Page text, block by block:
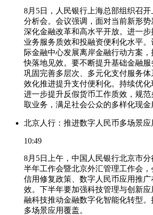
8月5日，人民银行上海总部组织召
分析会。会议强调，面对当前新形
深化金融改革和高水平开放。进一
业务服务质效和投融资便利化水平
际金融中心发展离岸金融行动方案
快落地见效。要不断提升基础金融
巩固完善多层次、多元化支付服务
效化推进提升支付便利化。持续优化
进一步提升反假货币工作质效，规
取业务，满足社会公众的多样化现金
北京人行：推进数字人民币多场景应
10:49
8月5日上午，中国人民银行北京市分
半年工作会暨北京外汇管理工作会
信用修复政策、数字人民币应用推
效。下半年要加强科技管理与创新
融科技推动金融数字化智能化转型
多场景应用覆盖。